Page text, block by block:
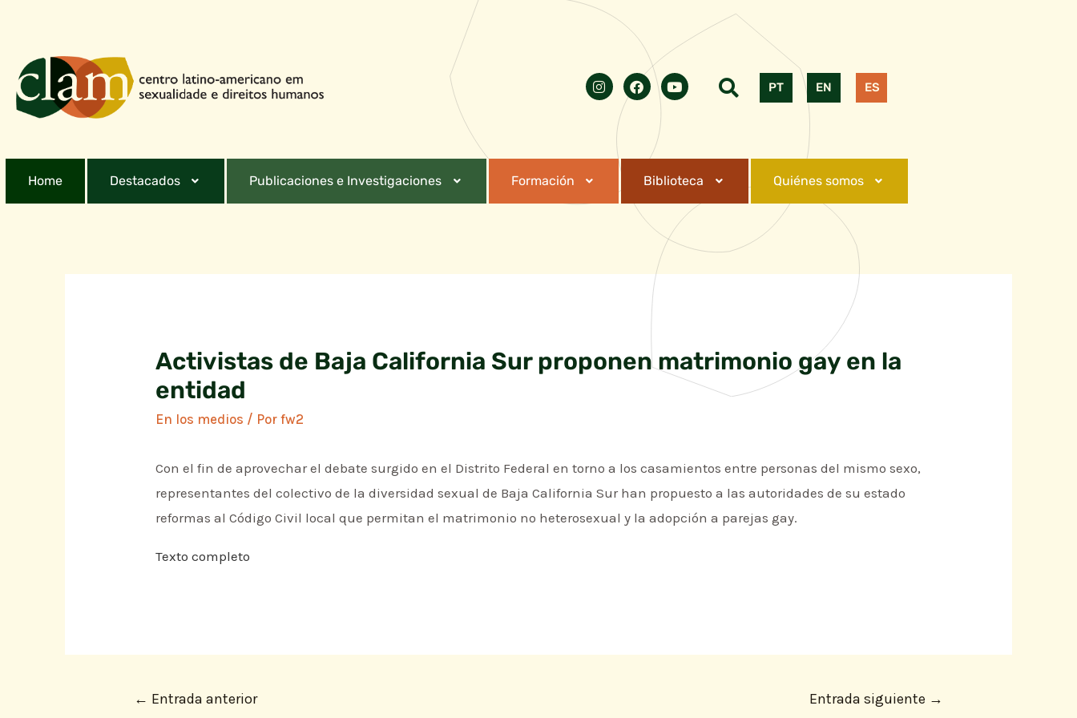
PT EN ES
Home Destacados Publicaciones e Investigaciones Formación Biblioteca Quiénes somos
Activistas de Baja California Sur proponen matrimonio gay en la
entidad
En los medios / Porfw2
Con el fin de aprovechar el debate surgido en el Distrito Federal en torno a los casamientos entre personas del mismo sexo,
representantes del colectivo de la diversidad sexual de Baja California Sur han propuesto a las autoridades de su estado
reformas al Código Civil local que permitan el matrimonio no heterosexual y la adopción a parejas gay.
Texto completo
← Entrada anterior Entrada siguiente →